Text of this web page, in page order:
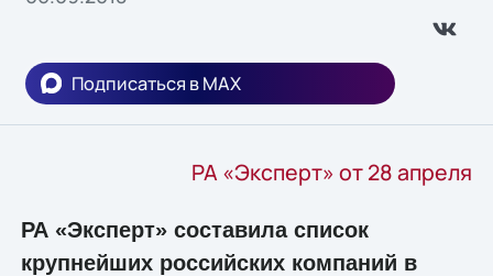
Подписаться в MAX
РА «Эксперт» от 28 апреля
РА «Эксперт» составила список
крупнейших российских компаний в